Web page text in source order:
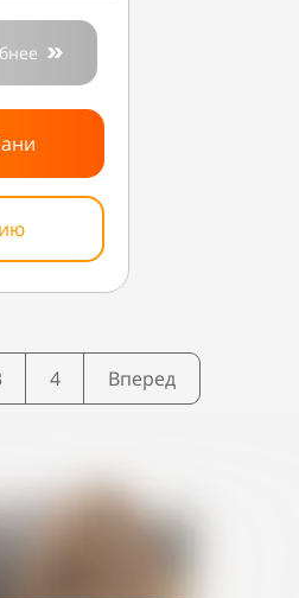
4 Вперед